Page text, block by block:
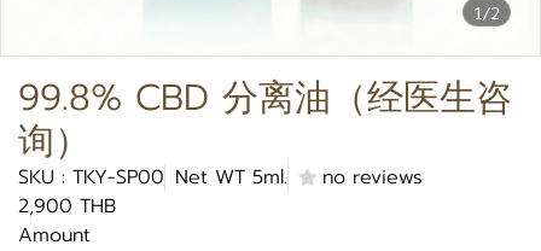
1/2
99.8% CBD 分离油（经医生咨
询）
SKU : TKY-SP00 Net WT 5ml.
no reviews
2,900 THB
Amount